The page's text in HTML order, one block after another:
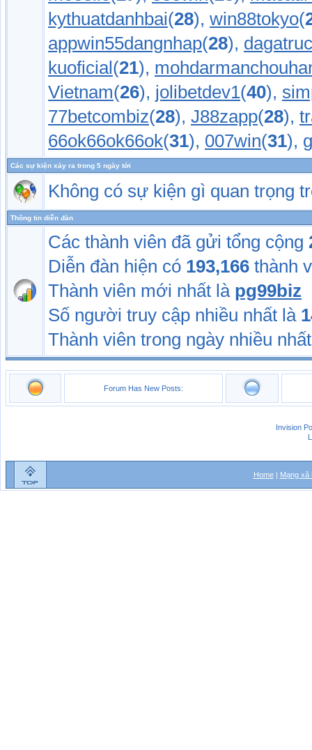
kythuatdanhbai(28), win88tokyo(
appwin55dangnhap(28),
kuoficial(21),
Vietnam(26), jolibetdev1(40),
77betcombiz(28), J88zapp(28),
66ok66ok66ok(31), 007win(31),
Các sự kiện xảy ra trong 5 ngày tới
Không có sự kiện gì quan trọng
Thông tin diễn đàn
Các thành viên đã gửi tổng cộng
Diễn đàn hiện có 193,166 thành
Thành viên mới nhất là pg99biz
Số người truy cập nhiều nhất là
Thành viên trong ngày nhiều
Forum Has New Posts:
Invision
Home| Mạng xã